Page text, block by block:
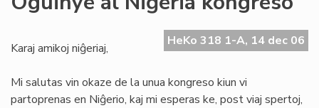
de
HeKo 318 1-A, 14 dec 06
Karaj amikoj niĝeriaj,
Mi salutas vin okaze de la unua kongreso kiun vi
partoprenas en Niĝerio, kaj mi esperas ke, post viaj spertoj,